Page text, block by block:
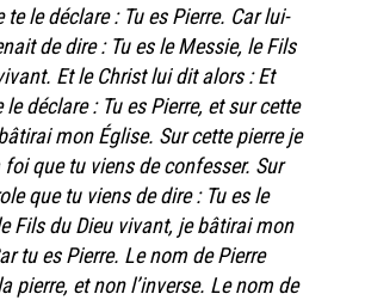
te le déclare : Tu es Pierre. Car lui-
de dire : Tu es le Messie, le Fils
Et le Christ lui dit alors : Et
le déclare : Tu es Pierre, et sur cette
mon Église. Sur cette pierre je
que tu viens de confesser. Sur
que tu viens de dire : Tu es le
Fils du Dieu vivant, je bâtirai mon
tu es Pierre. Le nom de Pierre
pierre, et non l’inverse. Le nom de